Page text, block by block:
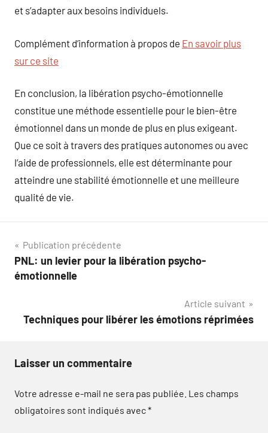
et s’adapter aux besoins individuels.
Complément d’information à propos de En savoir plus
sur ce site
En conclusion, la libération psycho-émotionnelle
constitue une méthode essentielle pour le bien-être
émotionnel dans un monde de plus en plus exigeant.
Que ce soit à travers des pratiques autonomes ou avec
l’aide de professionnels, elle est déterminante pour
atteindre une stabilité émotionnelle et une meilleure
qualité de vie.
Navigation
de
Publication précédente
PNL: un levier pour la libération psycho-
émotionnelle
Article suivant
Techniques pour libérer les émotions réprimées
Laisser un commentaire
Votre adresse e-mail ne sera pas publiée. Les champs
obligatoires sont indiqués avec*